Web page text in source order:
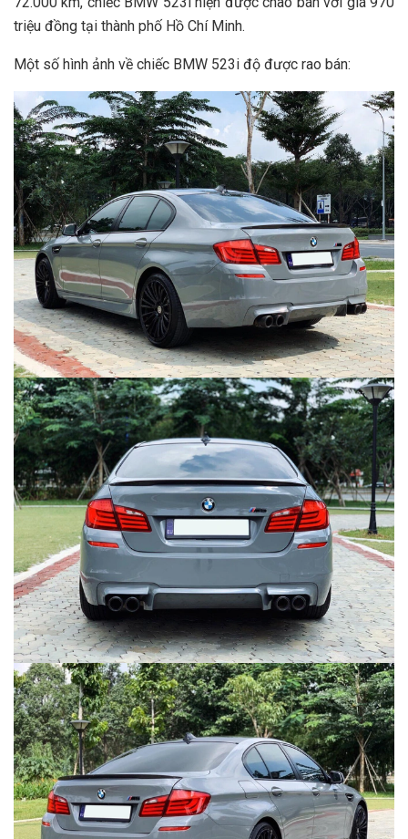
triệu đồng tại thành phố Hồ Chí Minh.
Một số hình ảnh về chiếc BMW 523i độ được rao bán: